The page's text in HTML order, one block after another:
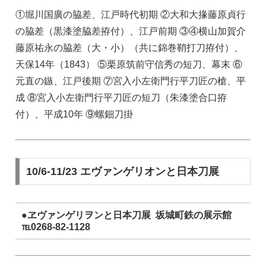
①堀川国廣の脇差、江戸時代初期 ②大和大掾藤原貞行
の脇差（黒漆塗脇差拵付）、江戸前期 ③④横山加賀介
藤原祐永の脇差（大・小）（共に錦巻鞘打刀拵付）、
天保14年（1843） ⑤栗原筑前守信秀の短刀、幕末 ⑥
元直の鏃、江戸後期 ⑦宮入小左衛門行平刀匠の槍、平
成 ⑧宮入小左衛門行平刀匠の短刀（朱漆塗合口拵
付）、平成10年 ⑨螺鈿刀掛
10/6-11/23 エヴァンゲリオンと日本刀展
●ヱヴァンゲリヲンと日本刀展 坂城町鉄の展示館
℡0268-82-1128